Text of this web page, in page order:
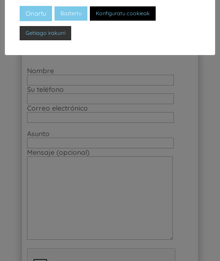
 JARRI HARREMANETAN GUREKIN
Bete formulario hau eta ahalik eta
lasterren jarriko gara zurekin
Nombre
Su teléfono
Correo electrónico
Asunto
Mensaje (opcional)
Onartu Baztertu Konfiguratu cookieak
Gehiago irakurri